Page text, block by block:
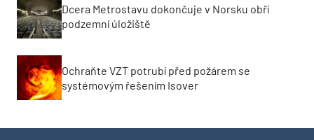
Dcera Metrostavu dokončuje v Norsku obří
podzemní úložiště
Ochraňte VZT potrubí před požárem se
systémovým řešením Isover